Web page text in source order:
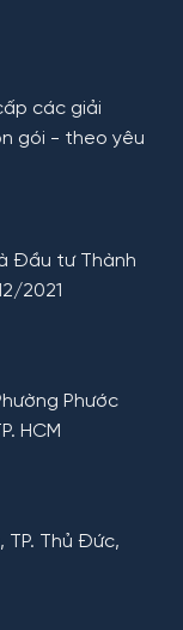
các giải
gói - theo yêu
Đầu tư Thành
2021
Phước
HCM
TP. Thủ Đức,